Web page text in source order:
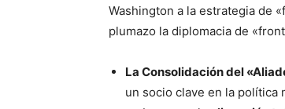
Washington a la estrategia de
plumazo la diplomacia de
La Consolidación del
un socio clave en la política